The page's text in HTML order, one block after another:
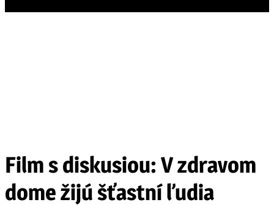
Film s diskusiou: V zdravom
dome žijú šťastní ľudia